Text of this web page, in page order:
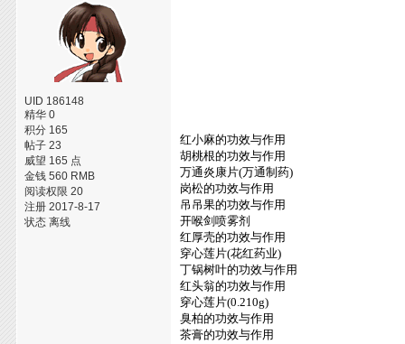
UID 186148
精华 0
积分 165
帖子 23
威望 165 点
金钱 560 RMB
阅读权限 20
注册 2017-8-17
状态 离线
红小麻的功效与作用
胡桃根的功效与作用
万通炎康片(万通制药)
岗松的功效与作用
吊吊果的功效与作用
开喉剑喷雾剂
红厚壳的功效与作用
穿心莲片(花红药业)
丁锅树叶的功效与作用
红头翁的功效与作用
穿心莲片(0.210g)
臭柏的功效与作用
茶膏的功效与作用